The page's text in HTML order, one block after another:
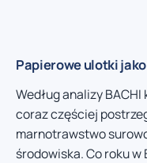
Papierowe ulotki
Według analizy
coraz częściej
marnotrawstwo
środowiska. Co roku